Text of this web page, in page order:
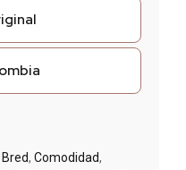
Bred, Comodidad,